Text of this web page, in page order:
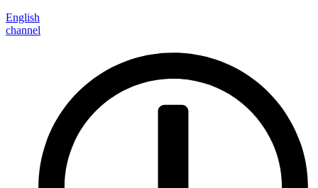
English
channel